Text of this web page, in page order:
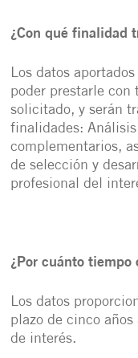
¿Con qué finalidad
Los datos
poder prestarle con
solicitado, y serán
finalidades:
complementarios,
de selección y
profesional del
¿Por cuánto tiempo
Los datos
plazo de cinco
de interés.